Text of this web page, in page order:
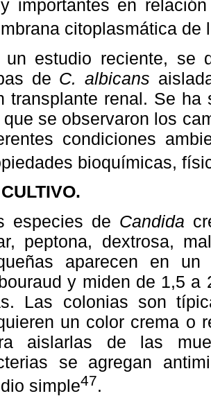
importantes en
citoplasmática de
un estudio reciente, se
de C. albicans
transplante renal. Se
que se observaron los
condiciones
bioquímicas,
especies de Candida
peptona, dextrosa,
aparecen en
y miden de 1,5 a
Las colonias son
un color crema o
aislarlas de las
se agregan
simple47.